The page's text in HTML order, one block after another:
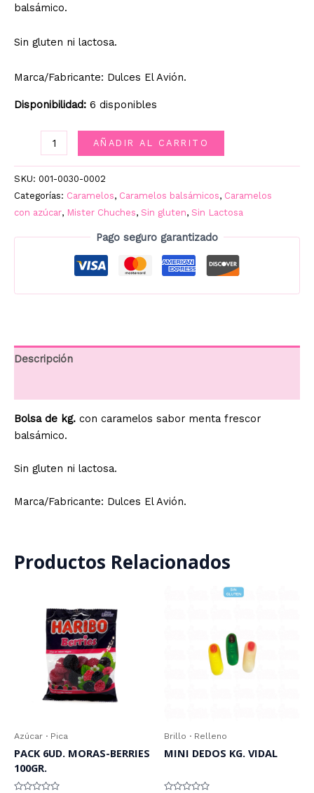
balsámico.
Sin gluten ni lactosa.
Marca/Fabricante: Dulces El Avión.
Disponibilidad: 6 disponibles
AÑADIR AL CARRITO
SKU: 001-0030-0002
Categorías: Caramelos, Caramelos balsámicos, Caramelos
con azúcar, Mister Chuches, Sin gluten, Sin Lactosa
Pago seguro garantizado
Descripción
Bolsa de kg. con caramelos sabor menta frescor
balsámico.
Sin gluten ni lactosa.
Marca/Fabricante: Dulces El Avión.
Productos Relacionados
Azúcar · Pica
PACK 6UD. MORAS-BERRIES
100GR.
Brillo · Relleno
MINI DEDOS KG. VIDAL